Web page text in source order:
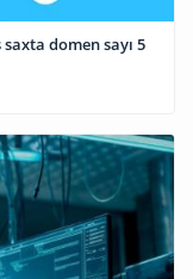
domen sayı 5